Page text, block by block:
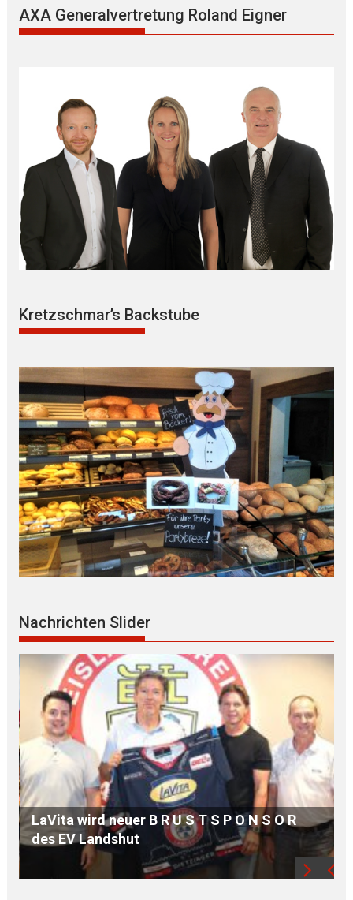
AXA Generalvertretung Roland Eigner
Kretzschmar’s Backstube
Nachrichten Slider
MdB Oßner: E L E K T R I F I Z I E R U N G der
Bahnstrecke MÜHLDORF-LANDSHUT stärkt
die Region